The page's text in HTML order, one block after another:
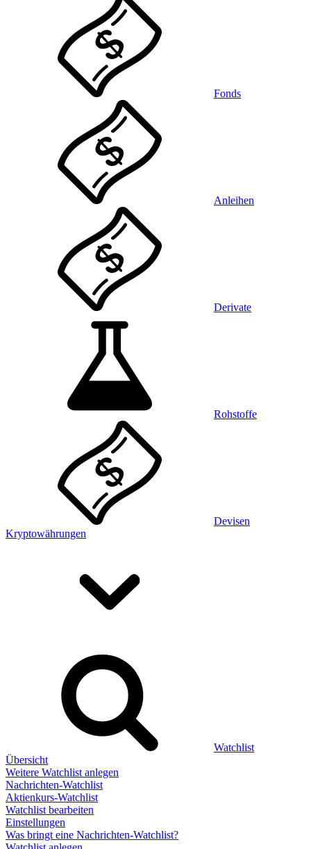
Fonds
Anleihen
Derivate
Rohstoffe
Devisen
Kryptowährungen
Watchlist
Übersicht
Weitere Watchlist anlegen
Nachrichten-Watchlist
Aktienkurs-Watchlist
Watchlist bearbeiten
Einstellungen
Was bringt eine Nachrichten-Watchlist?